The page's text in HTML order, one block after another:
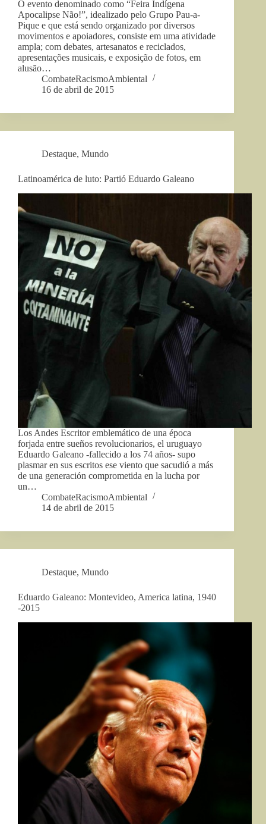
O evento denominado como “Feira Indígena
Apocalipse Não!”, idealizado pelo Grupo Pau-a-
Pique e que está sendo organizado por diversos
movimentos e apoiadores, consiste em uma atividade
ampla; com debates, artesanatos e reciclados,
apresentações musicais, e exposição de fotos, em
alusão…
CombateRacismoAmbiental
16 de abril de 2015
Destaque, Mundo
Latinoamérica de luto: Partió Eduardo Galeano
Los Andes Escritor emblemático de una época
forjada entre sueños revolucionarios, el uruguayo
Eduardo Galeano -fallecido a los 74 años- supo
plasmar en sus escritos ese viento que sacudió a más
de una generación comprometida en la lucha por
un…
CombateRacismoAmbiental
14 de abril de 2015
Destaque, Mundo
Eduardo Galeano: Montevideo, America latina, 1940
-2015